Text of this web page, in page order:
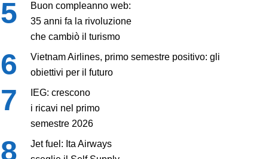
Buon compleanno web:
35 anni fa la rivoluzione
che cambiò il turismo
Vietnam Airlines, primo semestre positivo: gli
obiettivi per il futuro
IEG: crescono
i ricavi nel primo
semestre 2026
Jet fuel: Ita Airways